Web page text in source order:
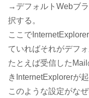
→デフォルトWebブ
択する。
ここで
ていればそれがデフォ
たとえば受信した
きInternetExplorerが起
このような設定がな